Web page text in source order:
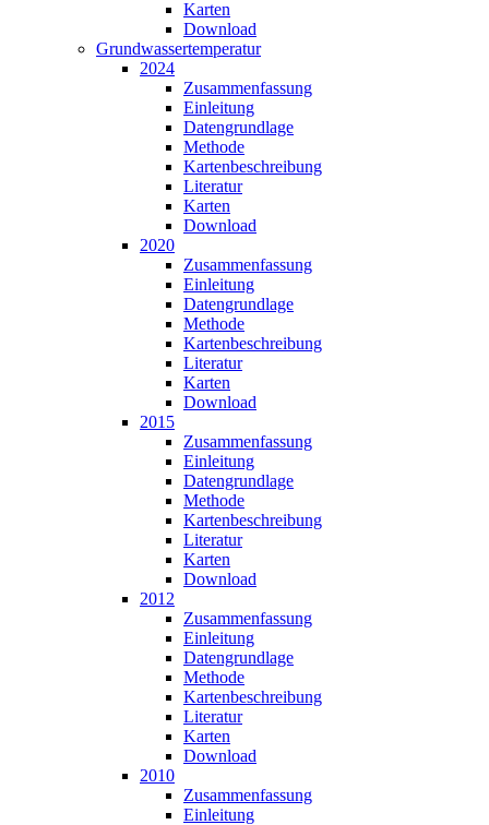
Karten
Download
Grundwasser­temperatur
2024
Zusammen­fassung
Einleitung
Datengrundlage
Methode
Karten­beschreibung
Literatur
Karten
Download
2020
Zusammen­fassung
Einleitung
Datengrundlage
Methode
Karten­beschreibung
Literatur
Karten
Download
2015
Zusammen­fassung
Einleitung
Datengrundlage
Methode
Karten­beschreibung
Literatur
Karten
Download
2012
Zusammen­fassung
Einleitung
Datengrundlage
Methode
Karten­beschreibung
Literatur
Karten
Download
2010
Zusammen­fassung
Einleitung